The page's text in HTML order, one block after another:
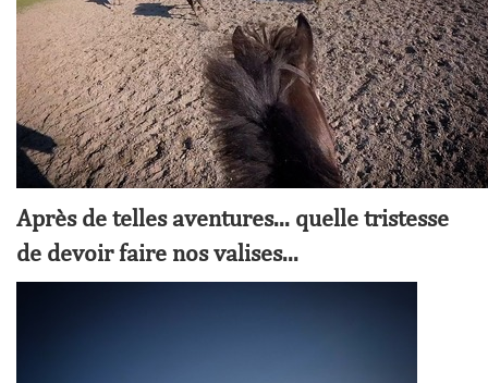
Après de telles aventures... quelle tristesse
de devoir faire nos valises...